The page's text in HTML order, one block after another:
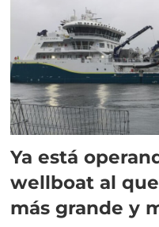
Ya está
wellboat al
más grande y